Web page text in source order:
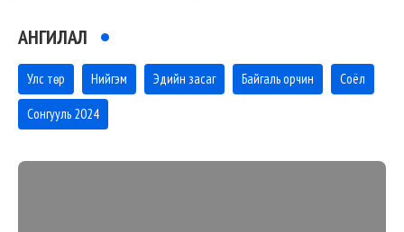
АНГИЛАЛ
Улс төр Нийгэм Эдийн засаг Байгаль орчин Соёл
Сонгууль 2024